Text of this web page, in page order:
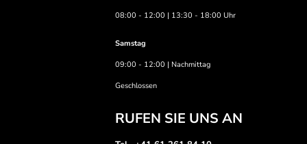
08:00 - 12:00 | 13:30 - 18:00 Uhr
Samstag
09:00 - 12:00 | Nachmittag
Geschlossen
RUFEN SIE UNS AN